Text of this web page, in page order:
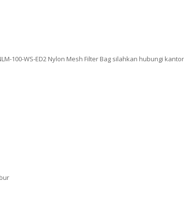
100-WS-ED2 Nylon Mesh Filter Bag silahkan hubungi